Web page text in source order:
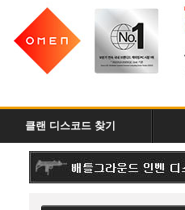
클랜 디스코드 찾기